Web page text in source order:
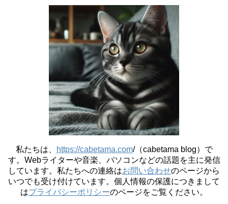
私たちは、 https://cabetama.com/（cabetama blog）で
す。 Webライターや音楽、パソコンなどの話題を主に発信
しています。私たちへの連絡はお問い合わせのページから
いつでも受け付けています。個人情報の保護につきまして
はプライバシーポリシーのページをご覧ください。